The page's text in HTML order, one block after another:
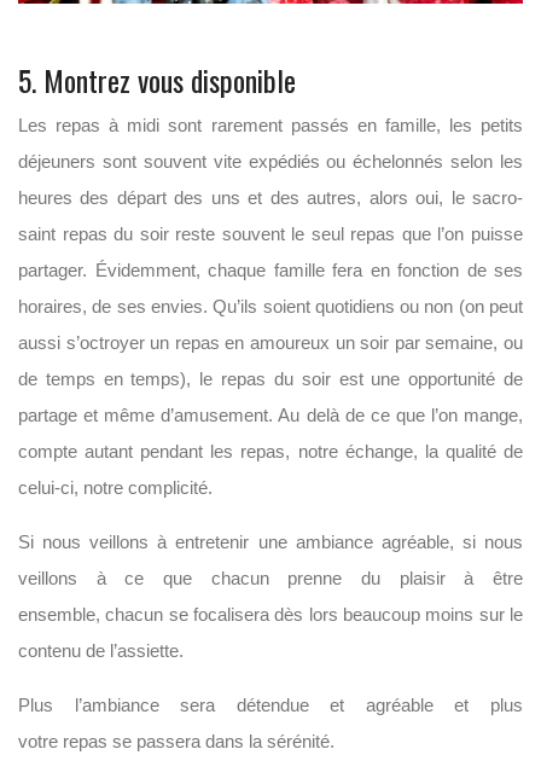
5. Montrez vous disponible
Les repas à midi sont rarement passés en famille, les petits
déjeuners sont souvent vite expédiés ou échelonnés selon les
heures des départ des uns et des autres, alors oui, le sacro-
saint repas du soir reste souvent le seul repas que l’on puisse
partager. Évidemment, chaque famille fera en fonction de ses
horaires, de ses envies. Qu’ils soient quotidiens ou non (on peut
aussi s’octroyer un repas en amoureux un soir par semaine, ou
de temps en temps), le repas du soir est une opportunité de
partage et même d’amusement. Au delà de ce que l’on mange,
compte autant pendant les repas, notre échange, la qualité de
celui-ci, notre complicité.
Si nous veillons à entretenir une ambiance agréable, si nous
veillons à ce que chacun prenne du plaisir à être
ensemble, chacun se focalisera dès lors beaucoup moins sur le
contenu de l’assiette.
Plus l’ambiance sera détendue et agréable et plus
votre repas se passera dans la sérénité.